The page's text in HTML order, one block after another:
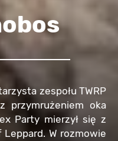
zespołu TWRP
przymrużeniem oka
Party mierzył się z
W rozmowie